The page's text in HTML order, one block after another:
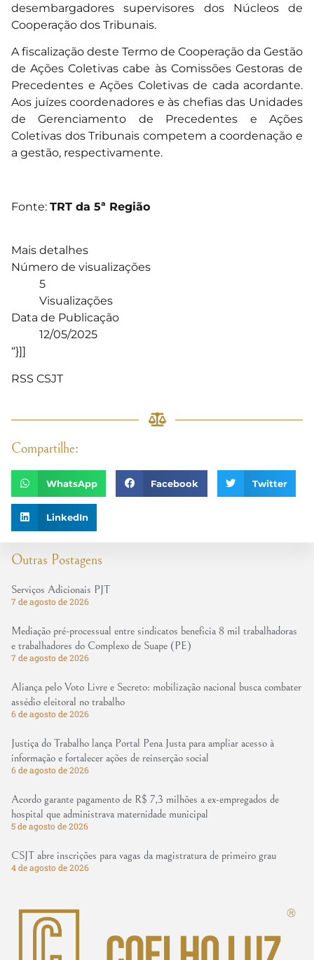
Outras Postagens
Serviços Adicionais PJT
7 de agosto de 2026
Mediação pré-processual entre sindicatos beneficia 8 mil trabalhadoras
e trabalhadores do Complexo de Suape (PE)
7 de agosto de 2026
Aliança pelo Voto Livre e Secreto: mobilização nacional busca combater
assédio eleitoral no trabalho
6 de agosto de 2026
Justiça do Trabalho lança Portal Pena Justa para ampliar acesso à
informação e fortalecer ações de reinserção social
6 de agosto de 2026
Acordo garante pagamento de R$ 7,3 milhões a ex-empregados de
hospital que administrava maternidade municipal
5 de agosto de 2026
CSJT abre inscrições para vagas da magistratura de primeiro grau
4 de agosto de 2026
desembargadores supervisores dos Núcleos de
Cooperação dos Tribunais.
A fiscalização deste Termo de Cooperação da Gestão
de Ações Coletivas cabe às Comissões Gestoras de
Precedentes e Ações Coletivas de cada acordante.
Aos juízes coordenadores e às chefias das Unidades
de Gerenciamento de Precedentes e Ações
Coletivas dos Tribunais competem a coordenação e
a gestão, respectivamente.
Fonte: TRT da 5ª Região
Mais detalhes
Número de visualizações
5
Visualizações
Data de Publicação
12/05/2025
“}]]
RSS CSJT
Compartilhe:
WhatsApp Facebook Twitter
LinkedIn